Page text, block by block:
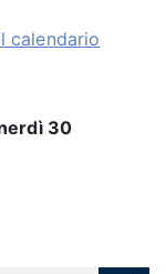
calendario
30